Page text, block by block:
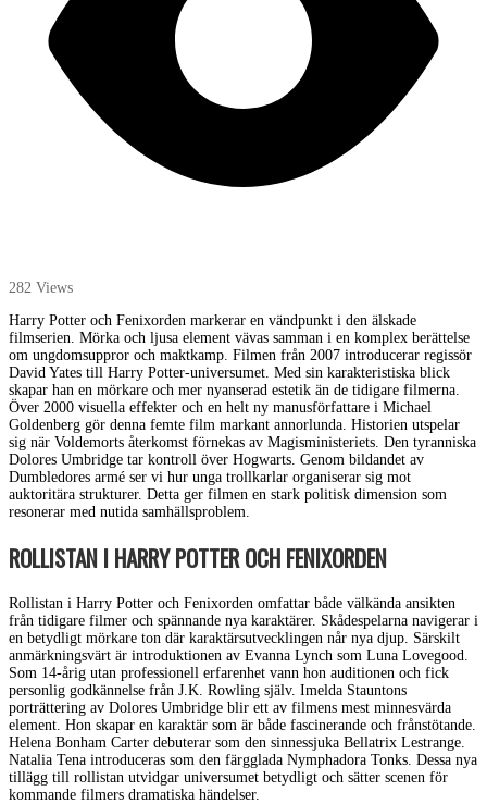
282 Views
Harry Potter och Fenixorden markerar en vändpunkt i den älskade
filmserien. Mörka och ljusa element vävas samman i en komplex berättelse
om ungdomsuppror och maktkamp. Filmen från 2007 introducerar regissör
David Yates till Harry Potter-universumet. Med sin karakteristiska blick
skapar han en mörkare och mer nyanserad estetik än de tidigare filmerna.
Över 2000 visuella effekter och en helt ny manusförfattare i Michael
Goldenberg gör denna femte film markant annorlunda. Historien utspelar
sig när Voldemorts återkomst förnekas av Magisministeriets. Den tyranniska
Dolores Umbridge tar kontroll över Hogwarts. Genom bildandet av
Dumbledores armé ser vi hur unga trollkarlar organiserar sig mot
auktoritära strukturer. Detta ger filmen en stark politisk dimension som
resonerar med nutida samhällsproblem.
ROLLISTAN I HARRY POTTER OCH FENIXORDEN
Rollistan i Harry Potter och Fenixorden omfattar både välkända ansikten
från tidigare filmer och spännande nya karaktärer. Skådespelarna navigerar i
en betydligt mörkare ton där karaktärsutvecklingen når nya djup. Särskilt
anmärkningsvärt är introduktionen av Evanna Lynch som Luna Lovegood.
Som 14-årig utan professionell erfarenhet vann hon auditionen och fick
personlig godkännelse från J.K. Rowling själv. Imelda Stauntons
porträttering av Dolores Umbridge blir ett av filmens mest minnesvärda
element. Hon skapar en karaktär som är både fascinerande och frånstötande.
Helena Bonham Carter debuterar som den sinnessjuka Bellatrix Lestrange.
Natalia Tena introduceras som den färgglada Nymphadora Tonks. Dessa nya
tillägg till rollistan utvidgar universumet betydligt och sätter scenen för
kommande filmers dramatiska händelser.